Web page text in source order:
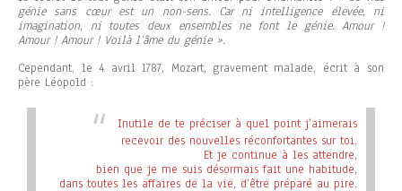
génie sans cœur est un non-sens. Car ni intelligence élevée, ni
imagination, ni toutes deux ensembles ne font le génie. Amour !
Amour ! Amour ! Voilà l’âme du génie ».
Cependant, le 4 avril 1787, Mozart, gravement malade, écrit à son
père Léopold :
Inutile de te préciser à quel point j’aimerais
recevoir des nouvelles réconfortantes sur toi.
Et je continue à les attendre,
bien que je me suis désormais fait une habitude,
dans toutes les affaires de la vie, d’être préparé au pire.